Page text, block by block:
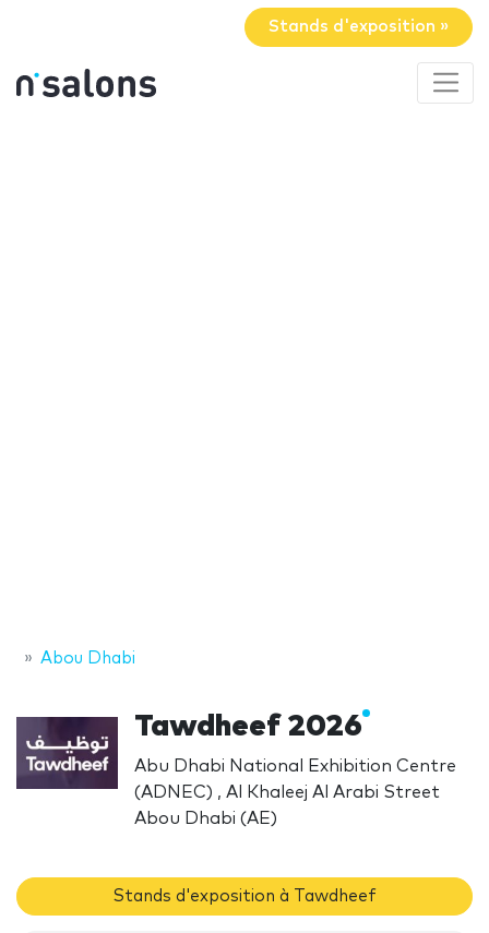
Stands d'exposition »
Abou Dhabi
Tawdheef 2026
Abu Dhabi National Exhibition Centre
(ADNEC) , Al Khaleej Al Arabi Street
Abou Dhabi (AE)
Stands d'exposition à Tawdheef